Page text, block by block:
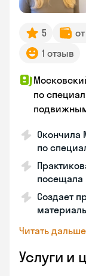
5
1 отзыв
по
Окончила
по
посещала
Создает
Читать дальше
Услуги и